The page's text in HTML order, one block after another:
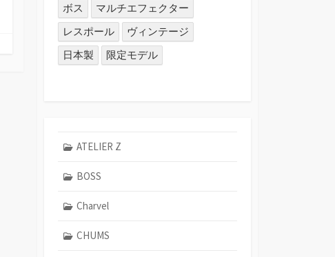
ボス
マルチエフェクター
レスポール
ヴィンテージ
日本製
限定モデル
ATELIER Z
BOSS
Charvel
CHUMS